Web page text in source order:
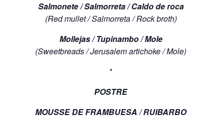
Salmonete / Salmorreta / Caldo de roca
(Red mullet / Salmorreta / Rock broth)
Mollejas / Tupinambo / Mole
(Sweetbreads / Jerusalem artichoke / Mole)
*
POSTRE
MOUSSE DE FRAMBUESA / RUIBARBO